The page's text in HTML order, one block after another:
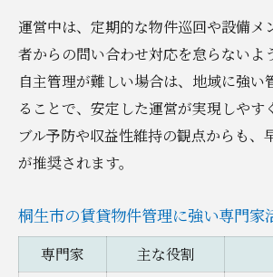
運営中は、定期的な物件巡回や設備メ
者からの問い合わせ対応を怠らないよ
自主管理が難しい場合は、地域に強い
ることで、安定した運営が実現しやす
ブル予防や収益性維持の観点からも、
が推奨されます。
桐生市の賃貸物件管理に強い専門家
専門家 主な役割